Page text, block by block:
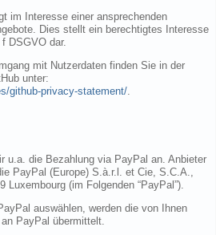
im Interesse einer ansprechenden
Dies stellt ein berechtigtes Interesse
DSGVO dar.
mit Nutzerdaten finden Sie in der
unter:
github-privacy-statement/
u.a. die Bezahlung via PayPal an. Anbieter
PayPal (Europe) S.à.r.l. et Cie, S.C.A.,
Luxembourg (im Folgenden “PayPal”).
auswählen, werden die von Ihnen
PayPal übermittelt.